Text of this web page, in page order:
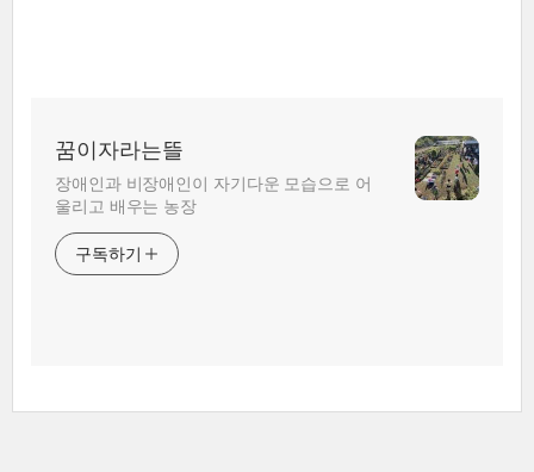
꿈이자라는뜰
장애인과 비장애인이 자기다운 모습으로 어
울리고 배우는 농장
구독하기